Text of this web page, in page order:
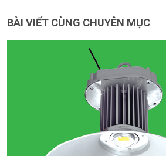
BÀI VIẾT CÙNG CHUYÊN MỤC